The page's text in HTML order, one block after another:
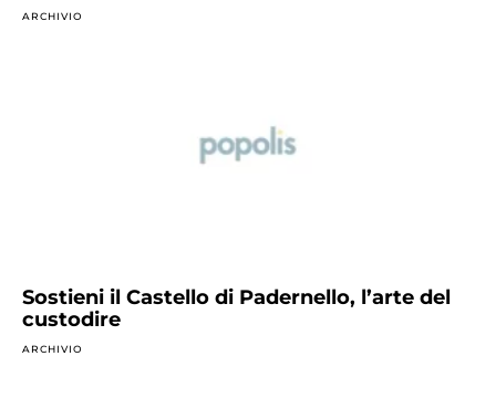
ARCHIVIO
Sostieni il Castello di Padernello, l’arte del
custodire
ARCHIVIO